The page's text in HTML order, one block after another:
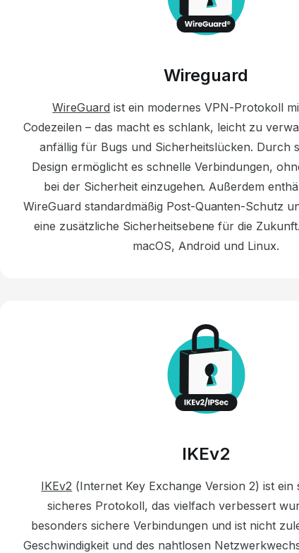
Wireguard
WireGuard ist ein modernes VPN-Protokoll
Codezeilen – das macht es schlank, leicht zu
anfällig für Bugs und Sicherheitslücken. Durch
Design ermöglicht esschnelle Verbindungen,
bei der Sicherheit einzugehen. Außerdem
WireGuard standardmäßig Post-Quanten-Schutz
eine zusätzliche Sicherheitsebene für die
macOS, Android und Linux.
IKEv2
IKEv2 (Internet Key Exchange Version 2) ist ein
sicheres Protokoll, das vielfach verbessert
besonders sichere Verbindungen und ist nicht
Geschwindigkeit und des nahtlosen